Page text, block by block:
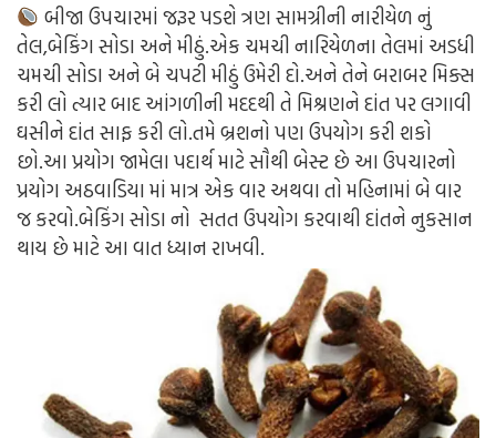
બીજા ઉપચારમાં જરૂર પડશે ત્રણ સામગ્રીની નારીયેળ નું
તેલ,બેકિંગ સોડા અને મીઠું.એક ચમચી નારિયેળના તેલમાં અડધી
ચમચી સોડા અને બે ચપટી મીઠું ઉમેરી દો.અને તેને બરાબર મિક્સ
કરી લો ત્યાર બાદ આંગળીની મદદથી તે મિશ્રણને દાંત પર લગાવી
ઘસીને દાંત સાફ કરી લો.તમે બ્રશનો પણ ઉપયોગ કરી શકો
છો.આ પ્રયોગ જામેલા પદાર્થ માટે સૌથી બેસ્ટ છે આ ઉપચારનો
પ્રયોગ અઠવાડિયા માં માત્ર એક વાર અથવા તો મહિનામાં બે વાર
જ કરવો.બેકિંગ સોડા નો સતત ઉપયોગ કરવાથી દાંતને નુકસાન
થાય છે માટે આ વાત ધ્યાન રાખવી.